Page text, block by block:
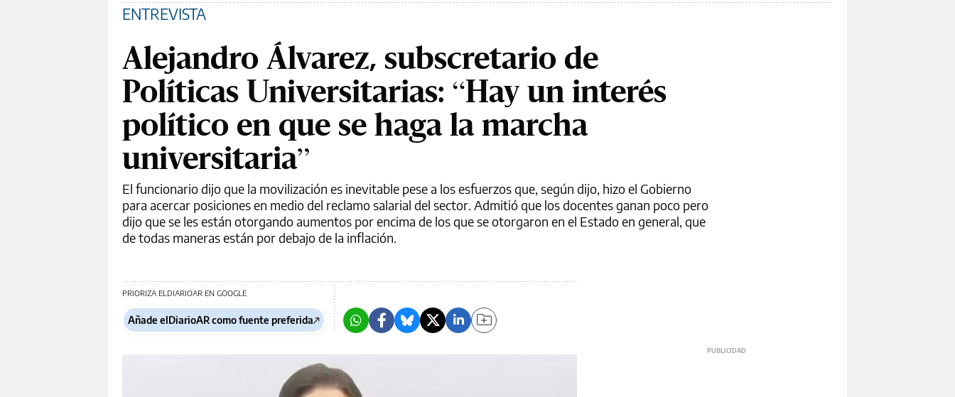
ENTREVISTA
Alejandro Álvarez, subscretario de
Políticas Universitarias: “Hay un interés
político en que se haga la marcha
universitaria”
El funcionario dijo que la movilización es inevitable pese a los esfuerzos que, según dijo, hizo el Gobierno
para acercar posiciones en medio del reclamo salarial del sector. Admitió que los docentes ganan poco pero
dijo que se les están otorgando aumentos por encima de los que se otorgaron en el Estado en general, que
de todas maneras están por debajo de la inflación.
PRIORIZA ELDIARIOAR EN GOOGLE
Añade elDiarioAR como fuente preferida